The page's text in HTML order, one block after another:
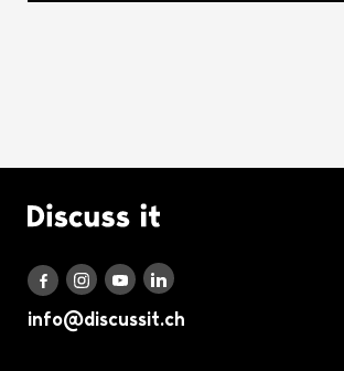
Logo Discuss it
Discuss it auf Facebook
Discuss it auf Instagram
Discuss it auf Youtube
Discuss it auf LinkedIn
info@discussit.ch